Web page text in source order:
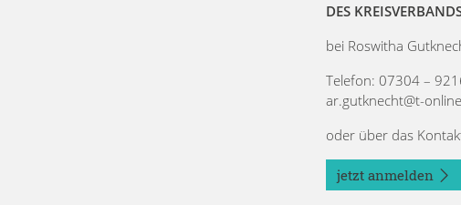
DES
bei Roswitha
Telefon: 07304 –
ar.gutknecht@t-
oder über das
jetzt anmelden